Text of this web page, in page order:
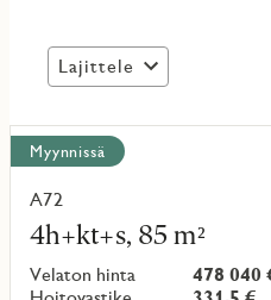
Lajittele
Näytä
kaikki
kohteet
Myynnissä
A72
4h+kt+s, 85 m²
Velaton hinta
478 040
Lue
lisää
kohteesta